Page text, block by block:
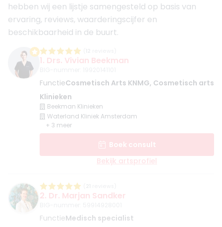
hebben wij een lijstje samengesteld op basis van
ervaring, reviews, waarderingscijfer en
beschikbaarheid in de buurt.
1. Drs. Vivian Beekman
FunctieCosmetisch Arts KNMG, Cosmetisch arts
Klinieken
Beekman Klinieken
Waterland Kliniek Amsterdam
+ 3 meer
Boek consult
Bekijk artsprofiel
2. Dr. Marjan Sandker
FunctieMedisch specialist